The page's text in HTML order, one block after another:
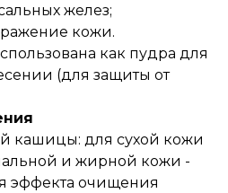
желез;
кожи.
как пудра для
(для защиты от
кашицы: для сухой кожи
и жирной кожи -
эффекта очищения